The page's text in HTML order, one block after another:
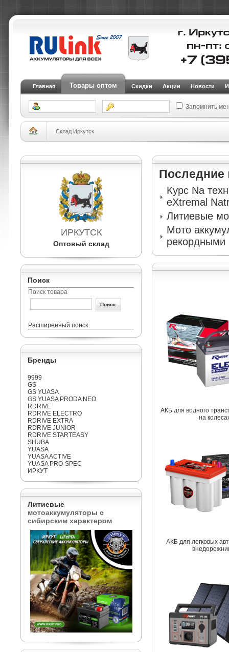
Главная Товары оптом Скидки Акции Новости
Запомнить
Склад Иркутск
ИРКУТСК
Оптовый склад
Поиск
Поиск товара
Расширенный поиск
Бренды
9999
GS
GS YUASA
GS YUASA PRODA NEO
RDRIVE
RDRIVE ELECTRO
RDRIVE EXTRA
RDRIVE JUNIOR
RDRIVE STARTEASY
SHUBA
YUASA
YUASA ACTIVE
YUASA PRO-SPEC
ИРКУТ
Литиевые
мотоаккумуляторы с
сибирским характером
Последние
Курс Na
eXtremal
Литиевые
Мото
рекордными
АКБ для водного
на
АКБ для легковых